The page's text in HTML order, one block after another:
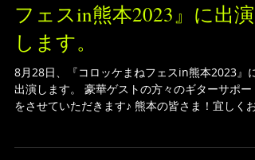
フェスin熊本2023』に出演
します。
8月28日、『コロッケまねフェスin熊本2023』に
出演します。 豪華ゲストの方々のギターサポート
をさせていただきます♪ 熊本の皆さま！宜しくお